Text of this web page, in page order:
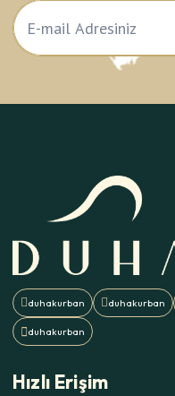
Hızlı Erişim